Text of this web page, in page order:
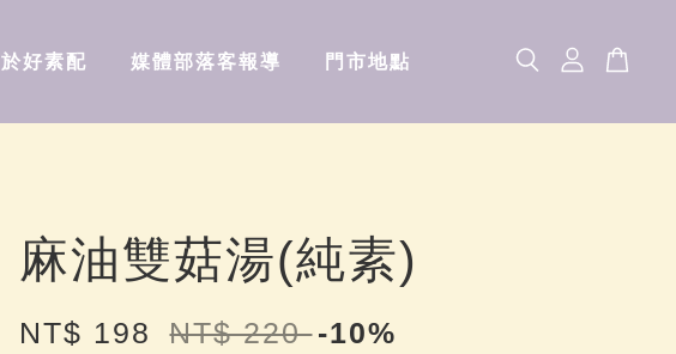
好素配 媒體部落客報導 門市地點
麻油雙菇湯(純素)
NT$ 198 NT$ 220-10%